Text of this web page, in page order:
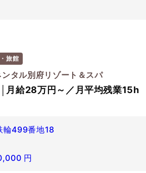
旅館
タル別府リゾート＆スパ
月給28万円～／月平均残業15h
輪499番地18
円